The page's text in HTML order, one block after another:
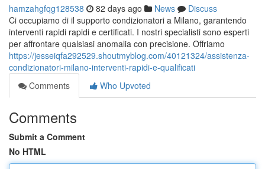
hamzahgfqg128538 82 days ago News
Discuss
Ci occupiamo di il supporto condizionatori a Milano, garantendo
interventi rapidi rapidi e certificati. I nostri specialisti sono esperti
per affrontare qualsiasi anomalia con precisione. Offriamo
https://jesseiqfa292529.shoutmyblog.com/40121324/assistenza-
condizionatori-milano-interventi-rapidi-e-qualificati
Comments
Who Upvoted
Comments
Submit a Comment
No HTML